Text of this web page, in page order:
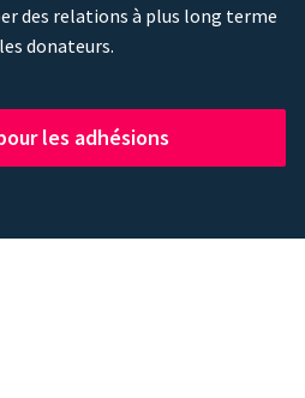
des relations à plus long terme
donateurs.
les adhésions